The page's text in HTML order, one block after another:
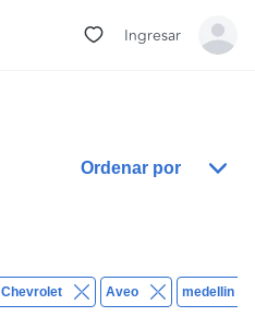
Ingresar
Ordenar por
Chevrolet Aveo medellin